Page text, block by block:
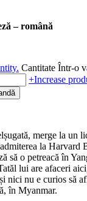
– română
Cantitate Într-o
+Increase
merge la un
la Harvard
să o petreacă în
lui are afaceri
nici nu e curios să
în Myanmar.